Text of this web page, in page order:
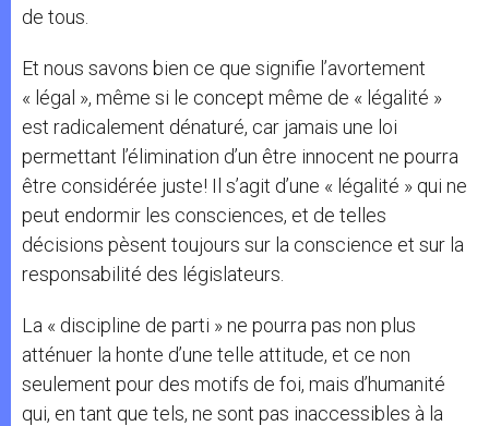
de tous.
Et nous savons bien ce que signifie l’avortement
« légal », même si le concept même de « légalité »
est radicalement dénaturé, car jamais une loi
permettant l’élimination d’un être innocent ne pourra
être considérée juste! Il s’agit d’une « légalité » qui ne
peut endormir les consciences, et de telles
décisions pèsent toujours sur la conscience et sur la
responsabilité des législateurs.
La « discipline de parti » ne pourra pas non plus
atténuer la honte d’une telle attitude, et ce non
seulement pour des motifs de foi, mais d’humanité
qui, en tant que tels, ne sont pas inaccessibles à la